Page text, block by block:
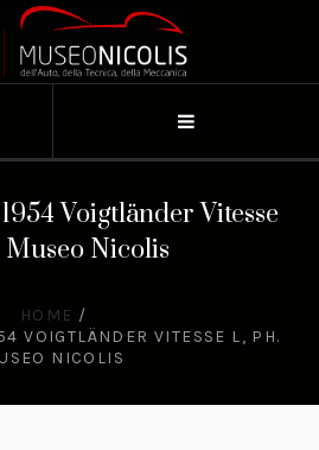
Voigtländer Vitesse
Museo Nicolis
HOME /
VOIGTLÄNDER VITESSE L, PH.
NICOLIS